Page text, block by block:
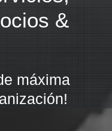
&
máxima